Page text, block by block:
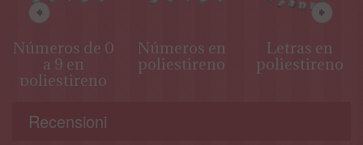
Números de 0
a 9 en
poliestireno
Números en
poliestireno
Letras en
poliestireno
Recensioni